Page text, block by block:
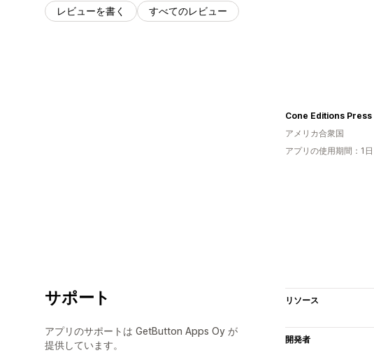
レビューを書く すべてのレビュー
Cone Editions Press
アメリカ合衆国
アプリの使用期間：1日
サポート
アプリのサポートは GetButton Apps Oy が
提供しています。
リソース
開発者